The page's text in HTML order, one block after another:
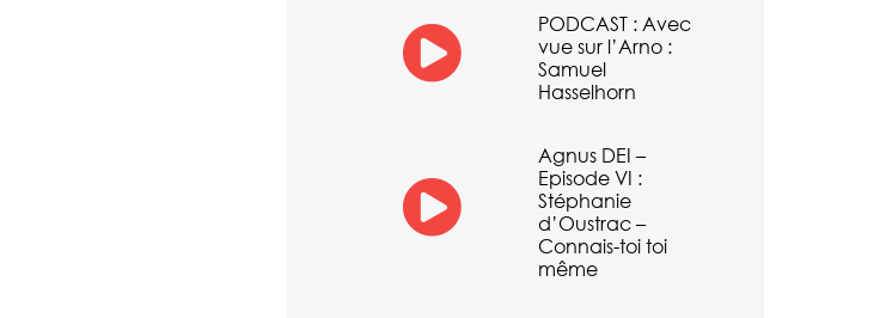
PODCAST : Avec
vue sur l’Arno :
Samuel
Hasselhorn
Agnus DEI –
Episode VI :
Stéphanie
d’Oustrac –
Connais-toi toi
même